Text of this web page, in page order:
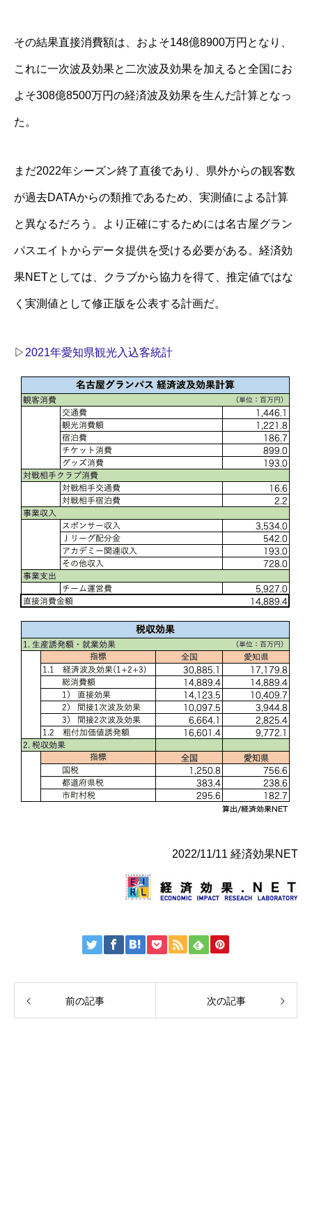
その結果直接消費額は、およそ148億8900万円となり、
これに一次波及効果と二次波及効果を加えると全国にお
よそ308億8500万円の経済波及効果を生んだ計算となっ
た。
まだ2022年シーズン終了直後であり、県外からの観客数
が過去DATAからの類推であるため、実測値による計算
と異なるだろう。より正確にするためには名古屋グラン
パスエイトからデータ提供を受ける必要がある。経済効
果NETとしては、クラブから協力を得て、推定値ではな
く実測値として修正版を公表する計画だ。
▷ 2021年愛知県観光入込客統計
2022/11/11 経済効果NET
前の記事 次の記事